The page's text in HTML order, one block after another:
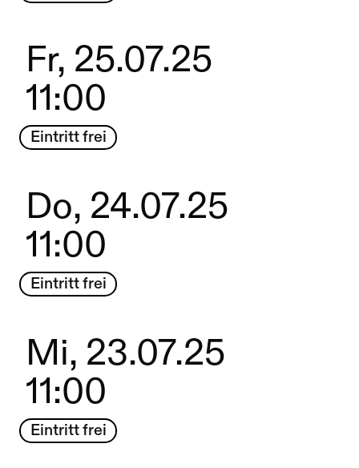
Fr, 25.07.25
11:00
Eintritt frei
Do, 24.07.25
11:00
Eintritt frei
Mi, 23.07.25
11:00
Eintritt frei